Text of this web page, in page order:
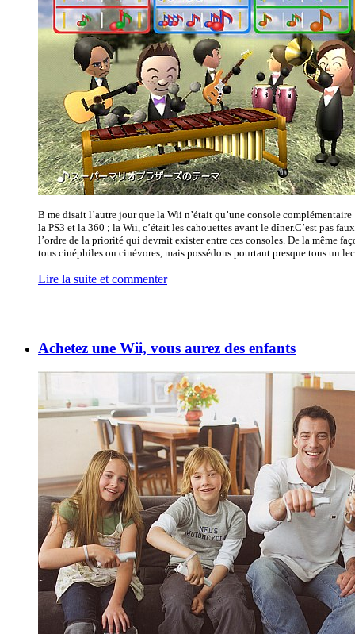
B me disait l’autre jour que la Wii n’était qu’une console
la PS3 et la 360 ; la Wii, c’était les cahouettes avant le dîner.C’est pas
l’ordre de la priorité qui devrait exister entre ces consoles. De la même
tous cinéphiles ou cinévores, mais possédons pourtant presque tous un
Lire la suite et commenter
Achetez une Wii, vous aurez des enfants